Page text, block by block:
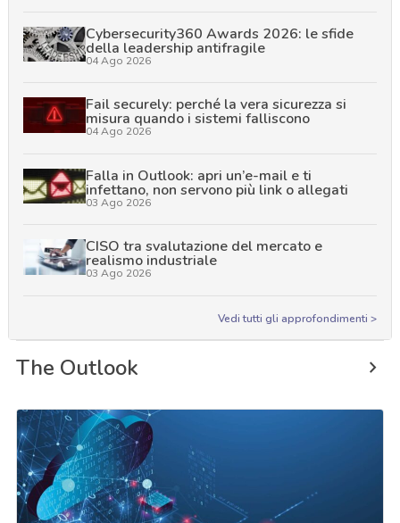
Cybersecurity360 Awards 2026: le sfide
della leadership antifragile
04 Ago 2026
Fail securely: perché la vera sicurezza si
misura quando i sistemi falliscono
04 Ago 2026
Falla in Outlook: apri un’e-mail e ti
infettano, non servono più link o allegati
03 Ago 2026
CISO tra svalutazione del mercato e
realismo industriale
03 Ago 2026
Vedi tutti gli approfondimenti >
The Outlook